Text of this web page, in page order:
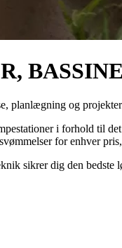
og
i forhold til
for enhver
sikrer dig den bedste